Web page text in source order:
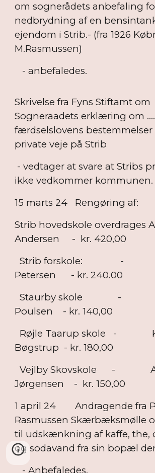
om sognerådets anbefaling
nedbrydning af en
ejendom i Strib.- (fra 1926
M.Rasmussen)
- anbefaledes.
Skrivelse fra Fyns Stiftamt om
Sogneraadets erklæring om ....
færdselslovens bestemmelser
private veje på Strib
- vedtager at svare at Stribs
ikke vedkommer kommunen.
15 marts 24
Rengøring af:
Strib hovedskole overdrages
Andersen - kr. 420,00
Strib forskole: -
Petersen - kr.
Staurby skole -
Poulsen - kr. 140,00
Røjle Taarup skole -
Bøgstrup - kr. 180,00
Vejlby Skovskole -
Jørgensen - kr. 150,00
1 april 24
Andragende fra
Rasmussen Skærbæksmølle
til udskænkning af kaffe, the,
og sodavand fra sin bopæl
- Anbefaledes.